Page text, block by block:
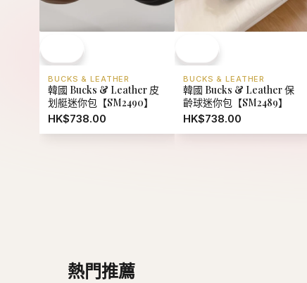
BUCKS & LEATHER
韓國 Bucks & Leather 皮
划艇迷你包【SM2490】
HK$738.00
BUCKS & LEATHER
韓國 Bucks & Leather 保
齡球迷你包【SM2489】
HK$738.00
熱門推薦